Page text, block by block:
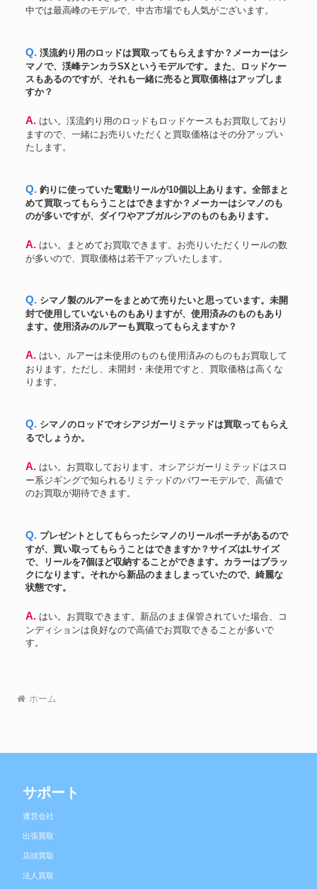
中では最高峰のモデルで、中古市場でも人気がございます。
Q. 渓流釣り用のロッドは買取ってもらえますか？メーカーはシ
マノで、渓峰テンカラSXというモデルです。また、ロッドケー
スもあるのですが、それも一緒に売ると買取価格はアップしま
すか？
A. はい。渓流釣り用のロッドもロッドケースもお買取しており
ますので、一緒にお売りいただくと買取価格はその分アップい
たします。
Q. 釣りに使っていた電動リールが10個以上あります。全部まと
めて買取ってもらうことはできますか？メーカーはシマノのも
のが多いですが、ダイワやアブガルシアのものもあります。
A. はい。まとめてお買取できます。お売りいただくリールの数
が多いので、買取価格は若干アップいたします。
Q. シマノ製のルアーをまとめて売りたいと思っています。未開
封で使用していないものもありますが、使用済みのものもあり
ます。使用済みのルアーも買取ってもらえますか？
A. はい。ルアーは未使用のものも使用済みのものもお買取して
おります。ただし、未開封・未使用ですと、買取価格は高くな
ります。
Q. シマノのロッドでオシアジガーリミテッドは買取ってもらえ
るでしょうか。
A. はい。お買取しております。オシアジガーリミテッドはスロ
ー系ジギングで知られるリミテッドのパワーモデルで、高値で
のお買取が期待できます。
Q. プレゼントとしてもらったシマノのリールポーチがあるので
すが、買い取ってもらうことはできますか？サイズはLサイズ
で、リールを7個ほど収納することができます。カラーはブラッ
クになります。それから新品のまましまっていたので、綺麗な
状態です。
A. はい。お買取できます。新品のまま保管されていた場合、コ
ンディションは良好なので高値でお買取できることが多いで
す。
ホーム
サポート
運営会社
出張買取
店頭買取
法人買取